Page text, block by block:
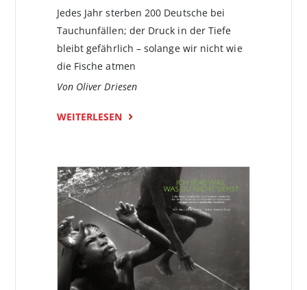
Jedes Jahr sterben 200 Deutsche bei
Tauchunfällen; der Druck in der Tiefe
bleibt gefährlich – solange wir nicht wie
die Fische atmen
Von Oliver Driesen
WEITERLESEN